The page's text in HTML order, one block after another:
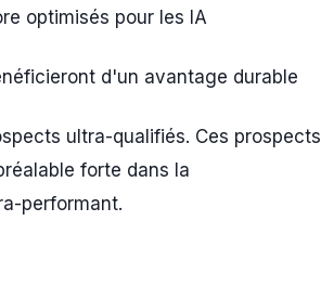
optimisés pour les IA
d'un avantage durable
ultra-qualifiés. Ces prospects
forte dans la
performant.